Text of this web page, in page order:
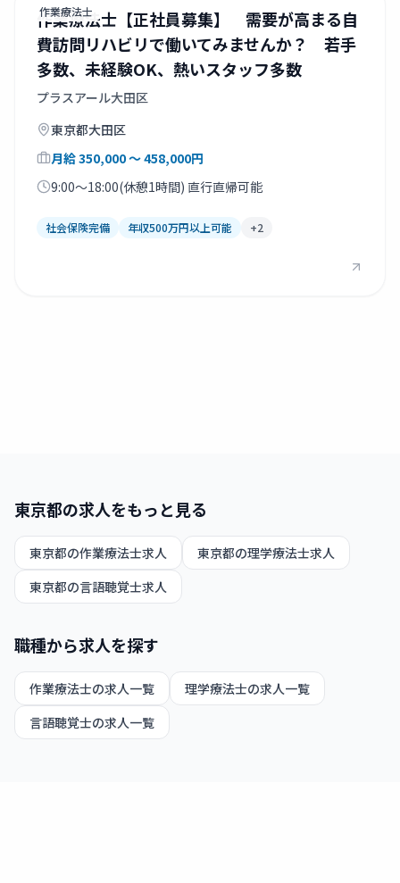
作業療法士
作業療法士【正社員募集】 需要が高まる自
費訪問リハビリで働いてみませんか？ 若手
多数、未経験OK、熱いスタッフ多数
プラスアール大田区
東京都大田区
月給350,000〜 458,000円
9:00～18:00(休憩1時間) 直行直帰可能
社会保険完備 年収500万円以上可能 +2
東京都の求人をもっと見る
東京都の作業療法士求人 東京都の理学療法士求人
東京都の言語聴覚士求人
職種から求人を探す
作業療法士の求人一覧 理学療法士の求人一覧
言語聴覚士の求人一覧